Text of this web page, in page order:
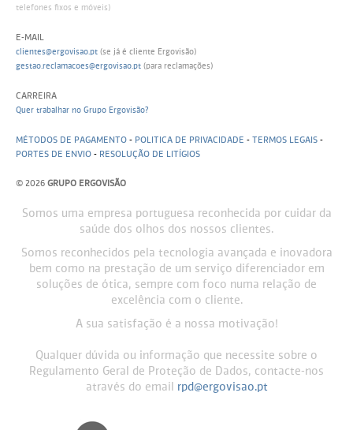
telefones fixos e móveis)
E-MAIL
clientes@ergovisao.pt (se já é cliente Ergovisão)
gestao.reclamacoes@ergovisao.pt (para reclamações)
CARREIRA
Quer trabalhar no Grupo Ergovisão?
MÉTODOS DE PAGAMENTO - POLITICA DE PRIVACIDADE - TERMOS LEGAIS -
PORTES DE ENVIO - RESOLUÇÃO DE LITÍGIOS
© 2026 GRUPO ERGOVISÃO
Somos uma empresa portuguesa reconhecida por cuidar da
saúde dos olhos dos nossos clientes.
Somos reconhecidos pela tecnologia avançada e inovadora
bem como na prestação de um serviço diferenciador em
soluções de ótica, sempre com foco numa relação de
excelência com o cliente.
A sua satisfação é a nossa motivação!
Qualquer dúvida ou informação que necessite sobre o
Regulamento Geral de Proteção de Dados, contacte-nos
através do email
rpd@ergovisao.pt